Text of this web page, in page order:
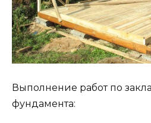
Выполнение работ по
фундамента: